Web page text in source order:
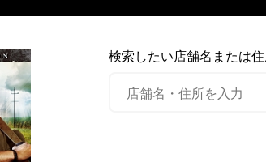
検索したい店舗名または